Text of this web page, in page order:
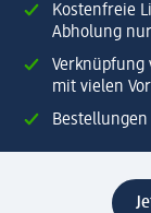
Kostenfreie
Abholung
Verknüpfung
mit vielen